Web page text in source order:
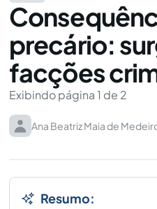
precário:
facções
Exibindo página 1 de 2
Ana Beatriz Maia de
Resumo: